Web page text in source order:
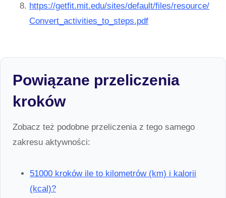
https://getfit.mit.edu/sites/default/files/resource/
Convert_activities_to_steps.pdf
Powiązane przeliczenia
kroków
Zobacz też podobne przeliczenia z tego samego
zakresu aktywności:
51000 kroków ile to kilometrów (km) i kalorii
(kcal)?